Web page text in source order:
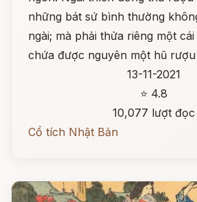
những bát sứ bình thường
ngài; mà phải thửa riêng một
chứa được nguyên một hũ rượu
13-11-2021
⭐ 4.8
10,077 lượt đọc
Cổ tích Nhật Bản